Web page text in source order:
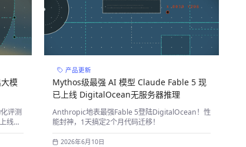
模
评测
线前
产品更新
Mythos级最强 AI 模型 Claude Fable 5 现
已上线 DigitalOcean无服务器推理
Anthropic地表最强Fable 5登陆DigitalOcean！性
能封神，1天搞定2个月代码迁移！
2026年6月10日